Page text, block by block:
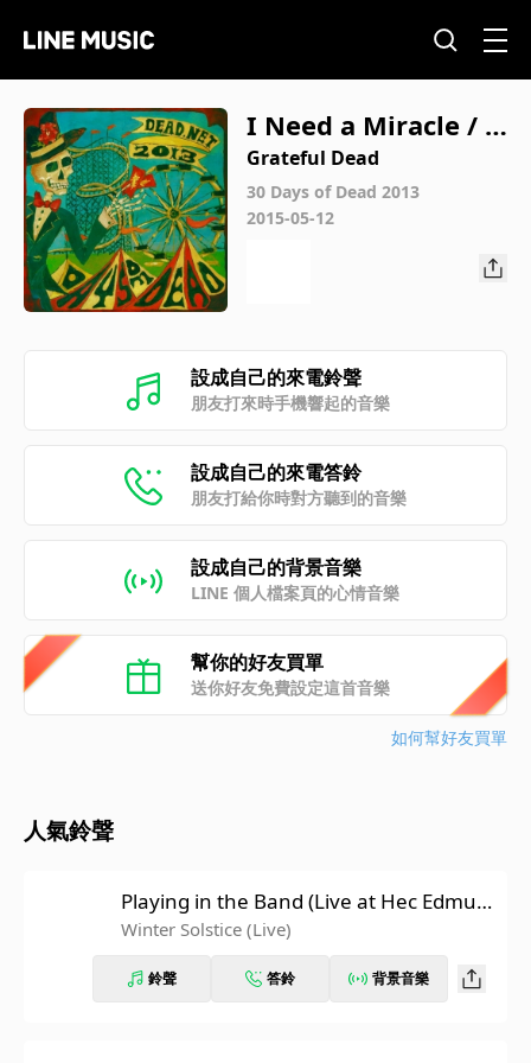
I Need a Miracle / B
ertha (Live at Unive
rsity of Iowa, Iowa
City, IA, 8/10/82)
Grateful Dead
30 Days of Dead 2013
2015-05-12
設成自己的來電鈴聲
朋友打來時手機響起的音樂
設成自己的來電答鈴
朋友打給你時對方聽到的音樂
設成自己的背景音樂
LINE 個人檔案頁的心情音樂
幫你的好友買單
送你好友免費設定這首音樂
如何幫好友買單
人氣鈴聲
Playing in the Band (Live at Hec Edmun
dson Pavilion, University Of Washingto
Winter Solstice (Live)
鈴聲 答鈴 背景音樂